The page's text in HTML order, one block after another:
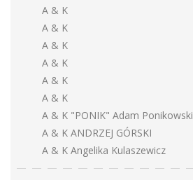
A & K
A & K
A & K
A & K
A & K
A & K
A & K "PONIK" Adam Ponikowski
A & K ANDRZEJ GÓRSKI
A & K Angelika Kulaszewicz